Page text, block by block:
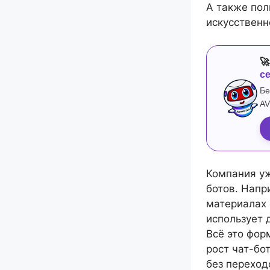
А также
Компания
ботов.
материалах
использует
Всё это
рост чат-
без